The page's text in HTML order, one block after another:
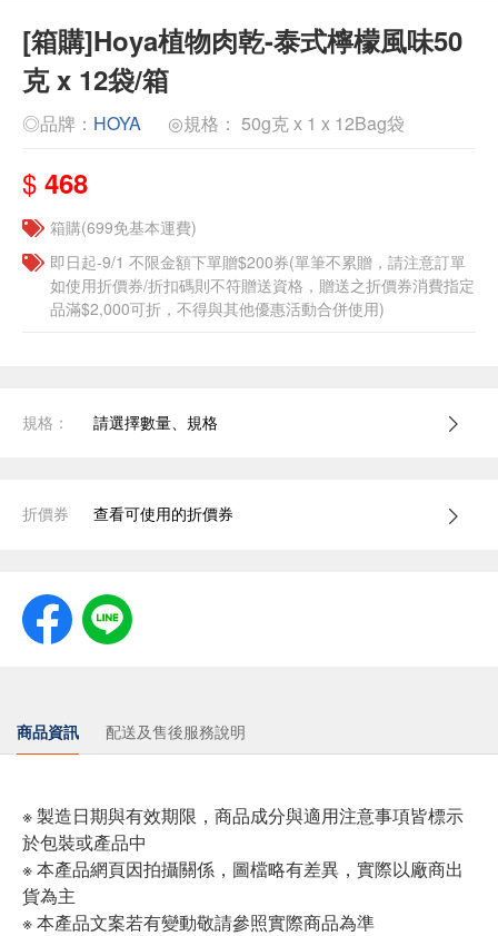
[箱購]Hoya植物肉乾-泰式檸檬風味50
克 x 12袋/箱
◎品牌： HOYA ◎規格： 50g克 x 1 x 12Bag袋
$ 468
箱購(699免基本運費)
即日起-9/1 不限金額下單贈$200券(單筆不累贈，請注意訂單
如使用折價券/折扣碼則不符贈送資格，贈送之折價券消費指定
品滿$2,000可折，不得與其他優惠活動合併使用)
規格： 請選擇數量、規格
折價券 查看可使用的折價券
商品資訊 配送及售後服務說明
※ 製造日期與有效期限，商品成分與適用注意事項皆標示
於包裝或產品中
※ 本產品網頁因拍攝關係，圖檔略有差異，實際以廠商出
貨為主
※ 本產品文案若有變動敬請參照實際商品為準